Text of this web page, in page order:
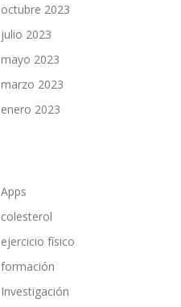
octubre 2023
julio 2023
mayo 2023
marzo 2023
enero 2023
Apps
colesterol
ejercicio físico
formación
Investigación